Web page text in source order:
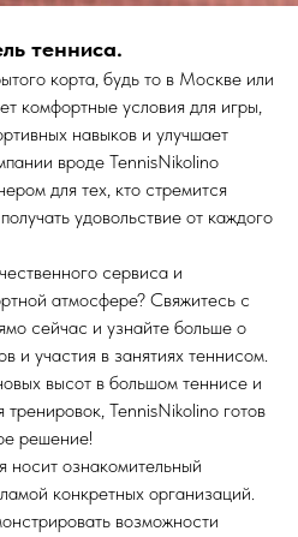
тенниса.
корта, будь то в Москве или
комфортные условия для игры,
навыков и улучшает
вроде TennisNikolino
для тех, кто стремится
удовольствие от каждого
сервиса и
атмосфере? Свяжитесь с
сейчас и узнайте больше о
и участия в занятиях теннисом.
высот в большом теннисе и
TennisNikolino готов
решение!
носит ознакомительный
конкретных организаций.
возможности